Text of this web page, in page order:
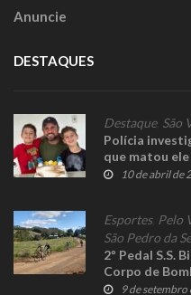
Anuncie
DESTAQUES
Destaque, São
Polícia
que matou
10 de abril de
Esportes, Pelo
São Pedro da
2º Pedal S.S.
Corpo de
São Pedro
9 de setembro